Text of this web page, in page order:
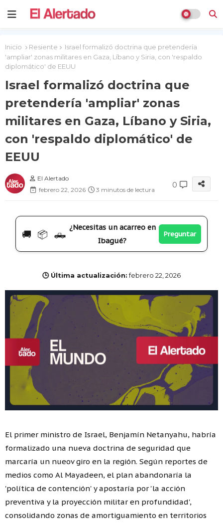
Inicio Resiente
Israel formalizó doctrina que pretendería
'ampliar' zonas militares en Gaza, Líbano y Siria, con 'respaldo
diplomático' de EEUU
Israel formalizó doctrina que
pretendería 'ampliar' zonas
militares en Gaza, Líbano y Siria,
con 'respaldo diplomático' de
EEUU
El Alertado
febrero 22, 2026
3 minutos de lectura
0
🚚 📦 🛻
¿Necesitas un acarreo en
Ibagué?
Preguntar
🕒 Última actualización: febrero 22, 2026
El primer ministro de Israel, Benjamín Netanyahu, habría
formalizado una nueva doctrina de seguridad que
marcaría un nueov giro en la región. Según reportes de
medios como Al Mayadeen, el plan abandonaría la
'política de contención' y apostaría por 'la acción
preventiva y la proyección militar en profundidad',
consolidando zonas de amortiguamiento en territorios